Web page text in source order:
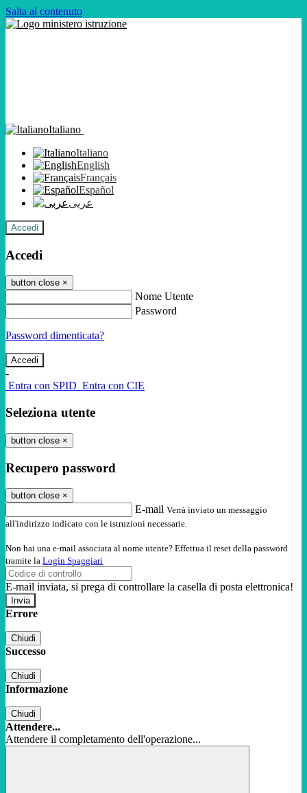
Salta al contenuto
Italiano
Italiano
English
Français
Español
عربى
Accedi
Accedi
button close ×
Nome Utente
Password
Password dimenticata?
-
Entra con SPID Entra con CIE
Seleziona utente
button close ×
Recupero password
button close ×
E-mail Verrà inviato un messaggio
all'indirizzo indicato con le istruzioni necessarie.
Non hai una e-mail associata al nome utente? Effettua il reset della password
tramite la Login Spaggiari
E-mail inviata, si prega di controllare la casella di posta elettronica!
Errore
Chiudi
Successo
Chiudi
Informazione
Chiudi
Attendere...
Attendere il completamento dell'operazione...